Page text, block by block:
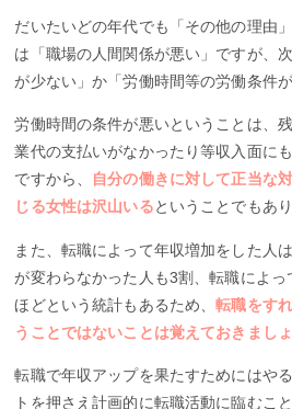
だいたいどの年代でも「その他の理由
は「職場の人間関係が悪い」ですが、
が少ない」か「労働時間等の労働条件が
労働時間の条件が悪いということは、
業代の支払いがなかったり等収入面に
ですから、
自分の働きに対して正当な
じる女性は沢山いるということでもあり
また、転職によって年収増加をした人
が変わらなかった人も3割、転職によっ
ほどという統計もあるため、転職をす
うことではないことは覚えておきまし
転職で年収アップを果たすためにはや
トを押さえ計画的に転職活動に臨むこ